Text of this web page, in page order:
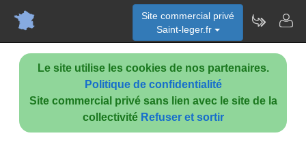
Le site utilise les cookies de nos partenaires.
Politique de confidentialité
Site commercial privé sans lien avec le site de la
collectivité Refuser et sortir
Site commercial privé
Saint-leger.fr